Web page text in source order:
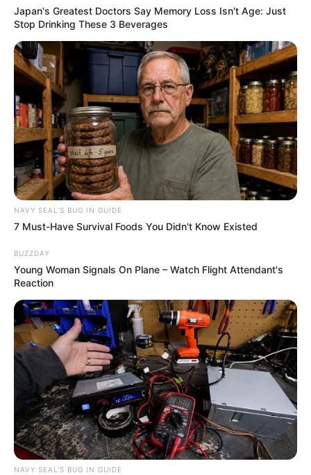
Japan's Greatest Doctors Say Memory Loss Isn't Age: Just
Stop Drinking These 3 Beverages
NAVY SEAL'S BUG IN GUIDE
7 Must-Have Survival Foods You Didn't Know Existed
BUZZDAY
Young Woman Signals On Plane – Watch Flight Attendant's
Reaction
NAVY SEAL'S BUG IN GUIDE